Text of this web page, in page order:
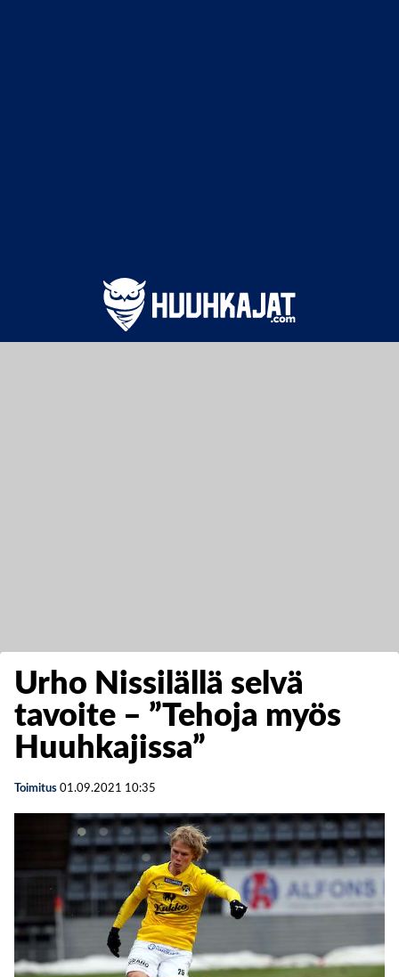
Urho Nissilällä selvä
tavoite – ”Tehoja myös
Huuhkajissa”
Toimitus 01.09.2021 10:35